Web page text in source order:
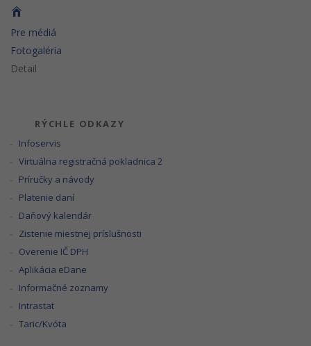
Pre médiá
Fotogaléria
Detail
RÝCHLE ODKAZY
Infoservis
Virtuálna registračná pokladnica 2
Príručky a návody
Platenie daní
Daňový kalendár
Zistenie miestnej príslušnosti
Overenie IČ DPH
Aplikácia eDane
Informačné zoznamy
Intrastat
Taric/Kvóta